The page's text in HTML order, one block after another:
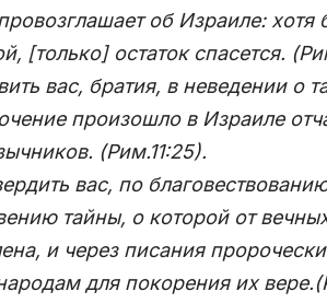
об Израиле:
[только] остаток спасется.
вас, братия, в неведении о
произошло в Израиле
(Рим.11:25).
вас, по
тайны, о которой от
и через писания
для покорения их